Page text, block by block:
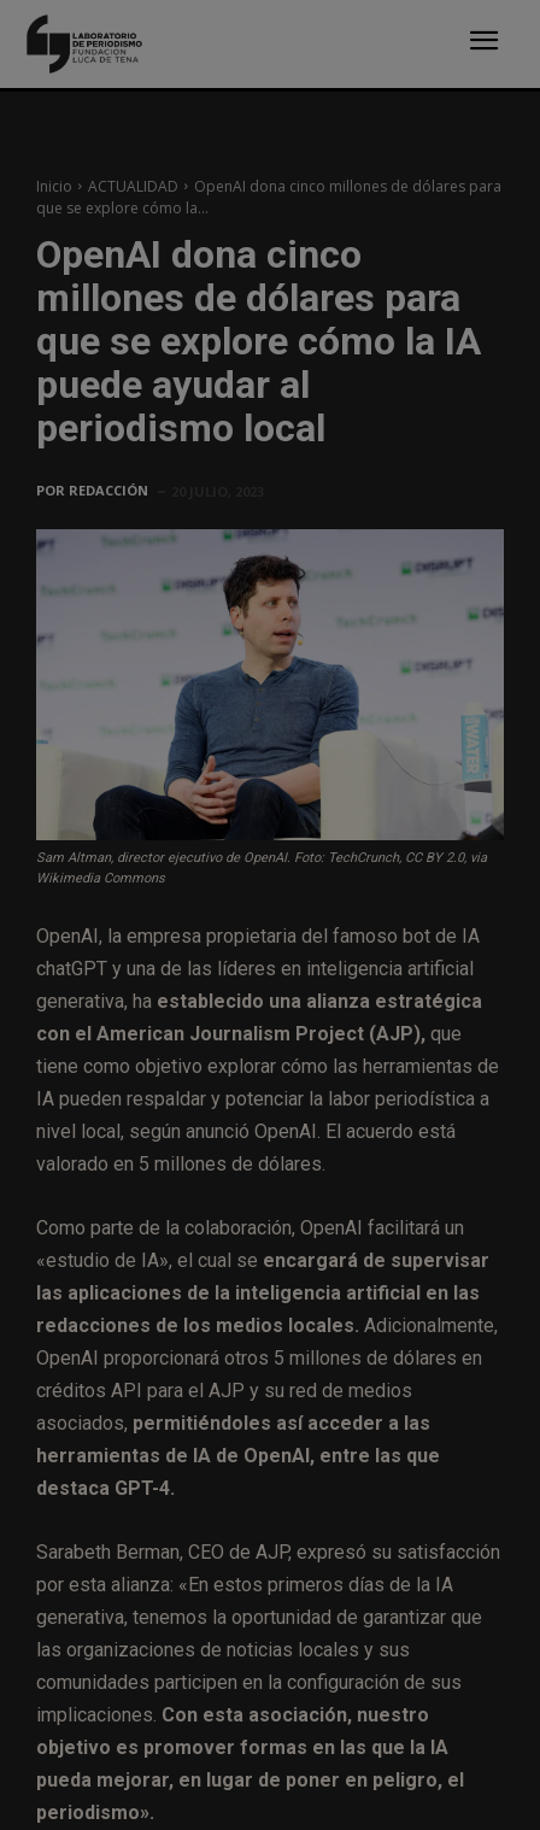
Inicio ACTUALIDAD
OpenAI dona cinco millones de dólares para
que se explore cómo la...
OpenAI dona cinco
millones de dólares para
que se explore cómo la IA
puede ayudar al
periodismo local
POR REDACCIÓN
Sam Altman, director ejecutivo de OpenAI. Foto: TechCrunch, CC BY 2.0, via
Wikimedia Commons
OpenAI, la empresa propietaria del famoso bot de IA
chatGPT y una de las líderes en inteligencia artificial
generativa, ha establecido una alianza estratégica
con el American Journalism Project (AJP), que
tiene como objetivo explorar cómo las herramientas de
IA pueden respaldar y potenciar la labor periodística a
nivel local, según anunció OpenAI. El acuerdo está
valorado en 5 millones de dólares.
Como parte de la colaboración, OpenAI facilitará un
«estudio de IA», el cual se encargará de supervisar
las aplicaciones de la inteligencia artificial en las
redacciones de los medios locales. Adicionalmente,
OpenAI proporcionará otros 5 millones de dólares en
créditos API para el AJP y su red de medios
asociados, permitiéndoles así acceder a las
herramientas de IA de OpenAI, entre las que
destaca GPT-4.
Sarabeth Berman, CEO de AJP, expresó su satisfacción
por esta alianza: «En estos primeros días de la IA
generativa, tenemos la oportunidad de garantizar que
las organizaciones de noticias locales y sus
comunidades participen en la configuración de sus
implicaciones. Con esta asociación, nuestro
objetivo es promover formas en las que la IA
pueda mejorar, en lugar de poner en peligro, el
periodismo».